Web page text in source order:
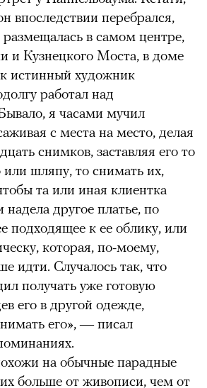
впоследствии перебрался,
размещалась в самом центре,
и Кузнецкого Моста, в доме
истинный художник
работал над
я часами мучил
с места на место, делая
снимков, заставляя его то
или шляпу, то снимать их,
та или иная клиентка
другое платье, по
подходящее к ее облику, или
которая, по-моему,
идти. Случалось так, что
получать уже готовую
его в другой одежде,
его», — писал
на обычные парадные
больше от живописи, чем от